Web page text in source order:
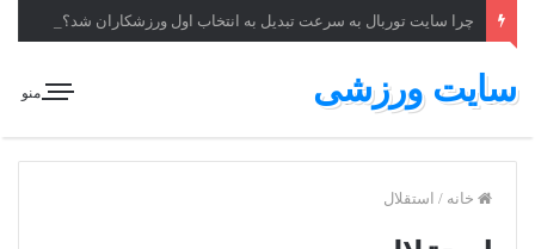
چرا سایت توربال به ‌سرعت تبدیل به انتخاب اول ورزشکاران شد؟
منو سایت ورزشی
خانه / استقلال